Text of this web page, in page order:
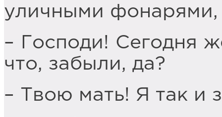
уличными фонарями,
– Господи! Сегодня
что, забыли, да?
– Твою мать! Я так и